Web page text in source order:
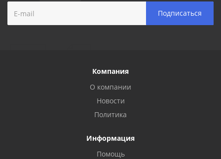
Компания
О компании
Новости
Политика
Информация
Помощь